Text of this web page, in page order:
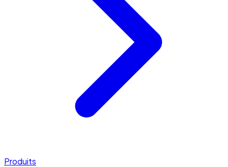
Produits